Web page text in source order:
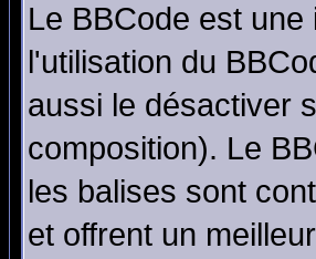
Le BBCode est
l'utilisation du
aussi le désactiver
composition). Le
les balises sont
et offrent un